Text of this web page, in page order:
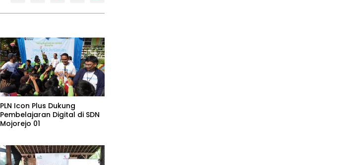
PLN Icon Plus Dukung
Pembelajaran Digital di SDN
Mojorejo 01